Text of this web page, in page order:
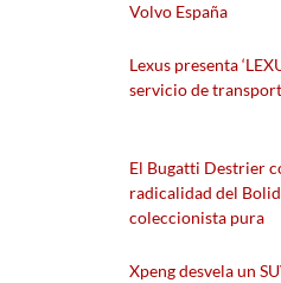
Volvo España
Lexus presenta
servicio de
El Bugatti Destrier
radicalidad del
coleccionista pura
Xpeng desvela un